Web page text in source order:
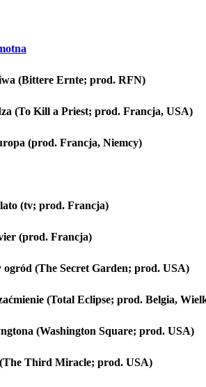
(Bittere Ernte; prod. RFN)
(To Kill a Priest; prod. Francja, USA)
(prod. Francja, Niemcy)
(tv; prod. Francja)
(prod. Francja)
ogród (The Secret Garden; prod. USA)
(Total Eclipse; prod. Belgia,
(Washington Square; prod. USA)
Third Miracle; prod. USA)